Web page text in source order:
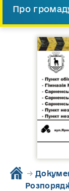
Про
Прес-центр
→